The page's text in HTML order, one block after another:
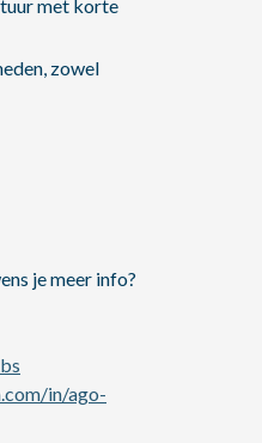
met korte
zowel
je meer info?
in/ago-